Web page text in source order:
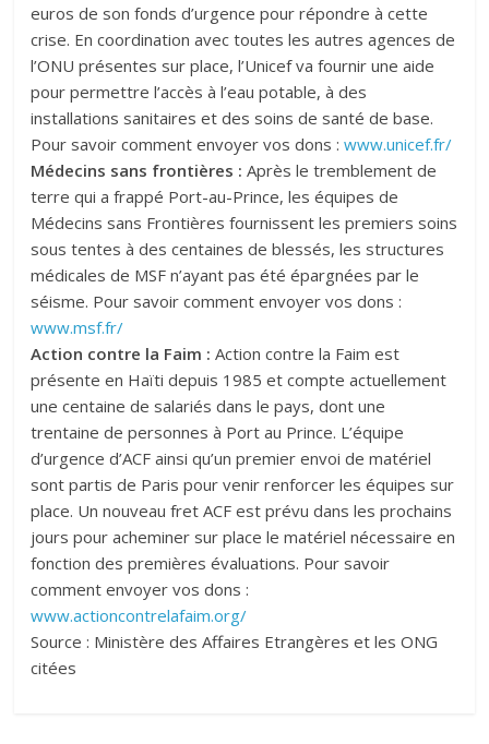
euros de son fonds d’urgence pour répondre à cette
crise. En coordination avec toutes les autres agences de
l’ONU présentes sur place, l’Unicef va fournir une aide
pour permettre l’accès à l’eau potable, à des
installations sanitaires et des soins de santé de base.
Pour savoir comment envoyer vos dons : www.unicef.fr/
Médecins sans frontières :Après le tremblement de
terre qui a frappé Port-au-Prince, les équipes de
Médecins sans Frontières fournissent les premiers soins
sous tentes à des centaines de blessés, les structures
médicales de MSF n’ayant pas été épargnées par le
séisme. Pour savoir comment envoyer vos dons :
www.msf.fr/
Action contre la Faim :Action contre la Faim est
présente en Haïti depuis 1985 et compte actuellement
une centaine de salariés dans le pays, dont une
trentaine de personnes à Port au Prince. L’équipe
d’urgence d’ACF ainsi qu’un premier envoi de matériel
sont partis de Paris pour venir renforcer les équipes sur
place. Un nouveau fret ACF est prévu dans les prochains
jours pour acheminer sur place le matériel nécessaire en
fonction des premières évaluations. Pour savoir
comment envoyer vos dons :
www.actioncontrelafaim.org/
Source : Ministère des Affaires Etrangères et les ONG
citées